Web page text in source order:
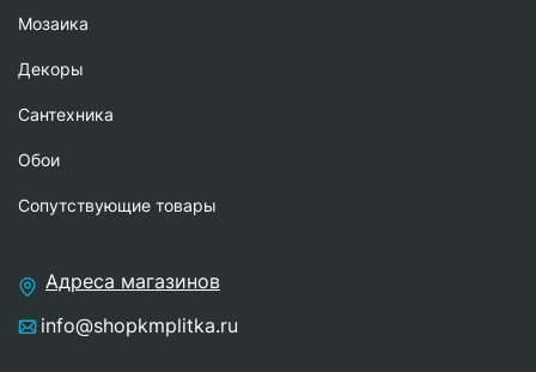
Мозаика
Декоры
Сантехника
Обои
Сопутствующие товары
Адреса магазинов
info@shopkmplitka.ru